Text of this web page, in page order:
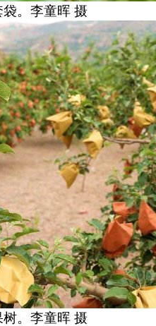
。李童晖 摄
。李童晖 摄